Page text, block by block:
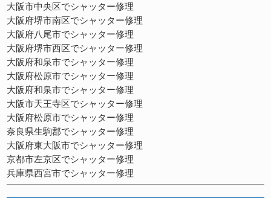
大阪市中央区でシャッター修理
大阪府堺市南区でシャッター修理
大阪府八尾市でシャッター修理
大阪府堺市西区でシャッター修理
大阪府和泉市でシャッター修理
大阪府松原市でシャッター修理
大阪府和泉市でシャッター修理
大阪市天王寺区でシャッター修理
大阪府松原市でシャッター修理
奈良県生駒郡でシャッター修理
大阪府東大阪市でシャッター修理
京都市左京区でシャッター修理
兵庫県西宮市でシャッター修理